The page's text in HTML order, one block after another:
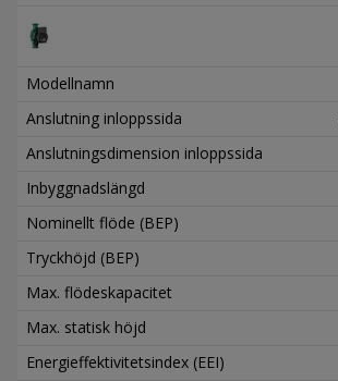
Modellnamn
Anslutning inloppssida
Anslutningsdimension inloppssida
Inbyggnadslängd
Nominellt flöde (BEP)
Tryckhöjd (BEP)
Max. flödeskapacitet
Max. statisk höjd
Energieffektivitetsindex (EEI)